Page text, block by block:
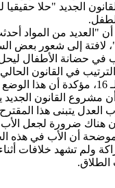
الجديد "حلا حقيقيا
"العديد من المواد
لافتة إلى شعور بعض
في حضانة الأطفال
في القانون
مشروع القانون الجديد
العدل يتبنى هذا المقترح
ضرورة لجعل الأب
موضحة أن الأب في هذه
ولم تشهد خلافات